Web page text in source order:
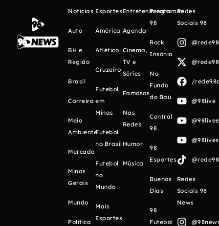
Notícias
Auto
BH e
Região
Brasil
Carreira
Meio
Ambiente
Mercado
Minas
Gerais
Mundo
Política
Esportes
América
Atlético
Cruzeiro
Futebol
em
Minas
Futebol
no Brasil
Futebol
no
Mundo
Mais
Esportes
Entretenimento
Agenda
Cinema,
TV e
Séries
Famosos
Nas
Redes
Humor
Música
Programas
98
Rock
Insônia
No
Fundo
do Baú
Central
98
98
Esportes
Buenos
Días
98
Futebol
Redes
Sociais 98
/
@98live
Redes
Sociais 98
News